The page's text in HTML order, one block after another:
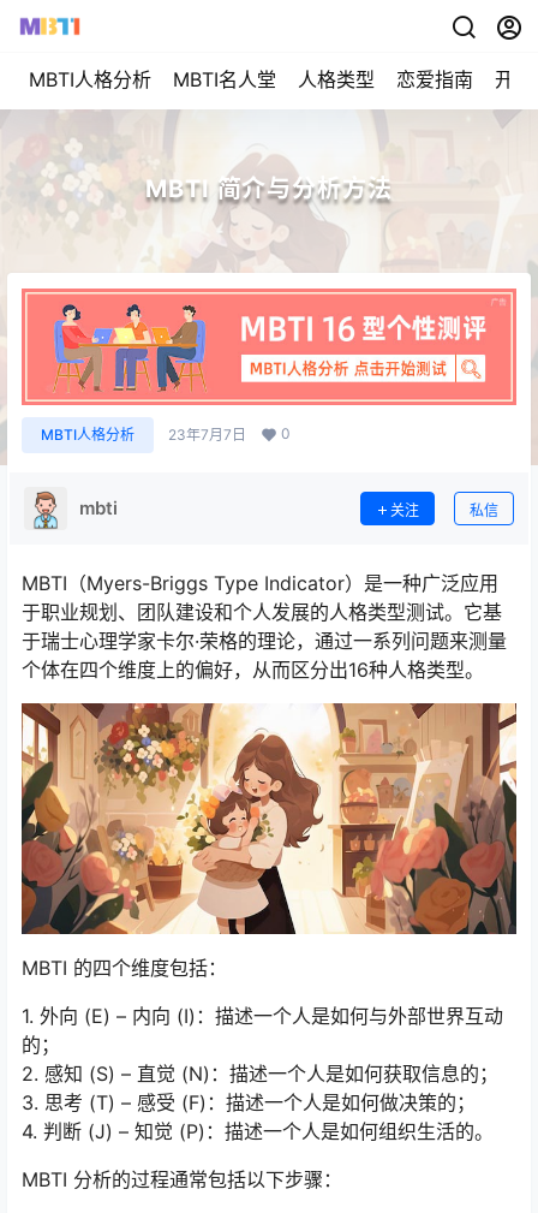
MBTI人格分析 MBTI名人堂 人格类型 恋爱指南 开始
MBTI 简介与分析方法
MBTI人格分析 23年7月7日 0
mbti 关注 私信
MBTI（Myers-Briggs Type Indicator）是一种广泛应用
于职业规划、团队建设和个人发展的人格类型测试。它基
于瑞士心理学家卡尔·荣格的理论，通过一系列问题来测量
个体在四个维度上的偏好，从而区分出16种人格类型。
MBTI 的四个维度包括：
1. 外向 (E) – 内向 (I)：描述一个人是如何与外部世界互动
的；
2. 感知 (S) – 直觉 (N)：描述一个人是如何获取信息的；
3. 思考 (T) – 感受 (F)：描述一个人是如何做决策的；
4. 判断 (J) – 知觉 (P)：描述一个人是如何组织生活的。
MBTI 分析的过程通常包括以下步骤：